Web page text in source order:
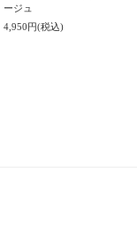
ージュ
4,950円(税込)